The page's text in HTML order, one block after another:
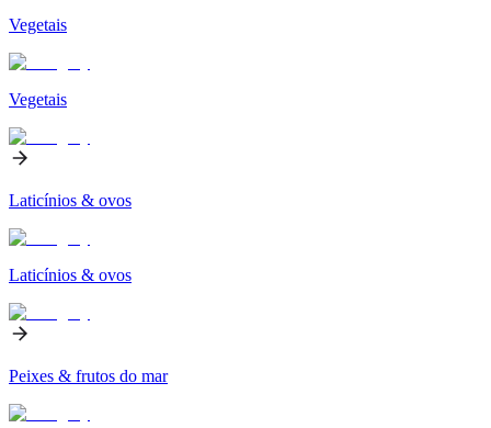
Vegetais
Vegetais
Laticínios & ovos
Laticínios & ovos
Peixes & frutos do mar